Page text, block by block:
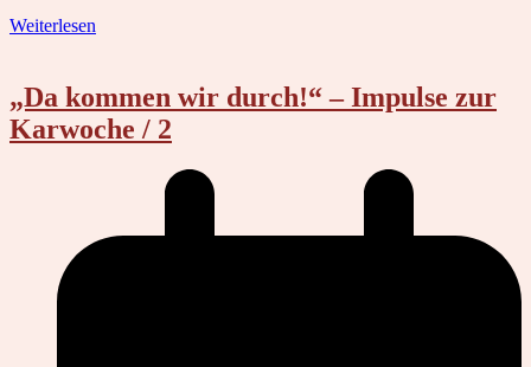
Weiterlesen
„Da kommen wir durch!“ – Impulse zur
Karwoche / 2